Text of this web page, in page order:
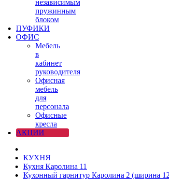
независимым
пружинным
блоком
ПУФИКИ
ОФИС
Мебель
в
кабинет
руководителя
Офисная
мебель
для
персонала
Офисные
кресла
АКЦИИ
КУХНЯ
Кухня Каролина 11
Кухонный гарнитур Каролина 2 (ширина